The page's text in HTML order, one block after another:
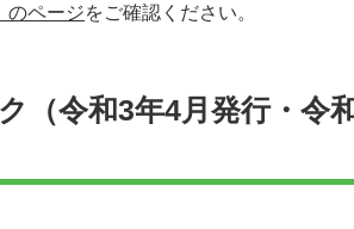
のページをご確認ください。
（令和3年4月発行・令